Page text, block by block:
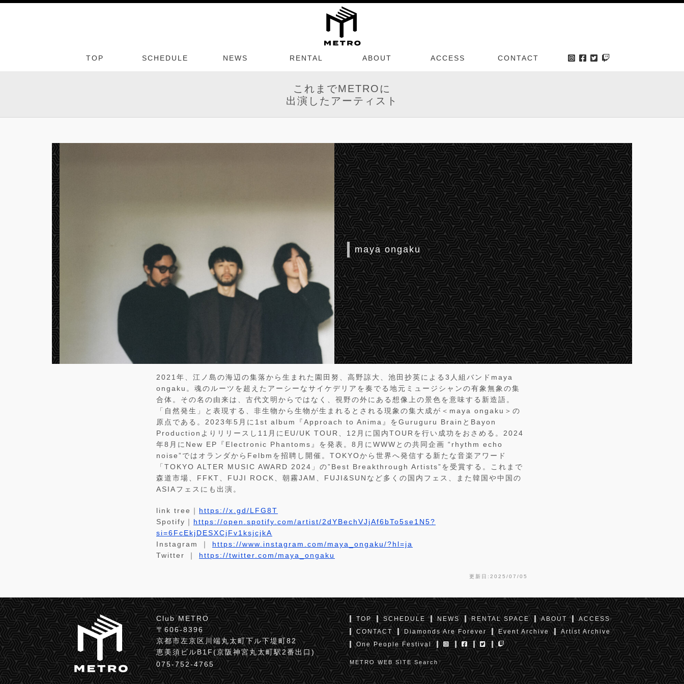
TOP SCHEDULE NEWS RENTAL ABOUT ACCESS CONTACT
これまでMETROに
出演したアーティスト
maya ongaku
2021年、江ノ島の海辺の集落から生まれた園田努、高野諒大、池田抄英による3人組バンドmaya
ongaku。魂のルーツを超えたアーシーなサイケデリアを奏でる地元ミュージシャンの有象無象の集
合体。その名の由来は、古代文明からではなく、視野の外にある想像上の景色を意味する新造語。
「自然発生」と表現する、非生物から生物が生まれるとされる現象の集大成が＜maya ongaku＞の
原点である。2023年5月に1st album『Approach to Anima』をGuruguru BrainとBayon
Productionよりリリースし11月にEU/UK TOUR、12月に国内TOURを行い成功をおさめる。2024
年8月にNew EP『Electronic Phantoms』を発表。8月にWWWとの共同企画 “rhythm echo
noise”ではオランダからFelbmを招聘し開催。TOKYOから世界へ発信する新たな音楽アワード
「TOKYO ALTER MUSIC AWARD 2024」の”Best Breakthrough Artists”を受賞する。これまで
森道市場、FFKT、FUJI ROCK、朝霧JAM、FUJI&SUNなど多くの国内フェス、また韓国や中国の
ASIAフェスにも出演。
link tree｜ https://x.gd/LFG8T
Spotify｜ https://open.spotify.com/artist/2dYBechVJjAf6bTo5se1N5?
si=6FcEkjDESXCjFv1ksjcjkA
Instagram ｜ https://www.instagram.com/maya_ongaku/?hl=ja
Twitter ｜ https://twitter.com/maya_ongaku
更新日:2025/07/05
Club METRO
〒606-8396
京都市左京区川端丸太町下ル下堤町82
恵美須ビルB1F(京阪神宮丸太町駅2番出口)
075-752-4765
TOP SCHEDULE NEWS RENTAL SPACE ABOUT
ACCESS
CONTACT
Diamonds Are Forever Event Archive
Artist Archive
One People Festival
METRO WEB SITE Search